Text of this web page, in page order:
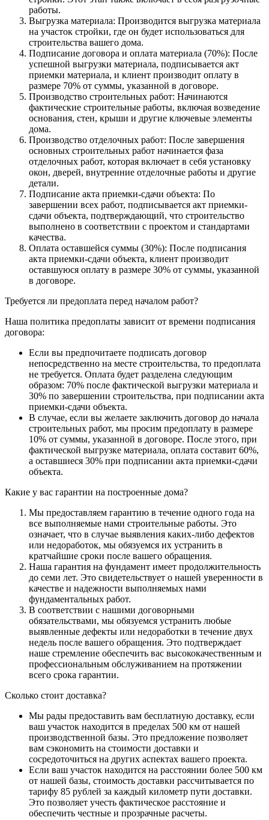
работы.
Выгрузка материала: Производится выгрузка материала
на участок стройки, где он будет использоваться для
строительства вашего дома.
Подписание договора и оплата материала (70%): После
успешной выгрузки материала, подписывается акт
приемки материала, и клиент производит оплату в
размере 70% от суммы, указанной в договоре.
Производство строительных работ: Начинаются
фактические строительные работы, включая возведение
основания, стен, крыши и другие ключевые элементы
дома.
Производство отделочных работ: После завершения
основных строительных работ начинается фаза
отделочных работ, которая включает в себя установку
окон, дверей, внутренние отделочные работы и другие
детали.
Подписание акта приемки-сдачи объекта: По
завершении всех работ, подписывается акт приемки-
сдачи объекта, подтверждающий, что строительство
выполнено в соответствии с проектом и стандартами
качества.
Оплата оставшейся суммы (30%): После подписания
акта приемки-сдачи объекта, клиент производит
оставшуюся оплату в размере 30% от суммы, указанной
в договоре.
Требуется ли предоплата перед началом работ?
Наша политика предоплаты зависит от времени подписания
договора:
Если вы предпочитаете подписать договор
непосредственно на месте строительства, то предоплата
не требуется. Оплата будет разделена следующим
образом: 70% после фактической выгрузки материала и
30% по завершении строительства, при подписании акта
приемки-сдачи объекта.
В случае, если вы желаете заключить договор до начала
строительных работ, мы просим предоплату в размере
10% от суммы, указанной в договоре. После этого, при
фактической выгрузке материала, оплата составит 60%,
а оставшиеся 30% при подписании акта приемки-сдачи
объекта.
Какие у вас гарантии на построенные дома?
Мы предоставляем гарантию в течение одного года на
все выполняемые нами строительные работы. Это
означает, что в случае выявления каких-либо дефектов
или недоработок, мы обязуемся их устранить в
кратчайшие сроки после вашего обращения.
Наша гарантия на фундамент имеет продолжительность
до семи лет. Это свидетельствует о нашей уверенности в
качестве и надежности выполняемых нами
фундаментальных работ.
В соответствии с нашими договорными
обязательствами, мы обязуемся устранить любые
выявленные дефекты или недоработки в течение двух
недель после вашего обращения. Это подтверждает
наше стремление обеспечить вас высококачественным и
профессиональным обслуживанием на протяжении
всего срока гарантии.
Сколько стоит доставка?
Мы рады предоставить вам бесплатную доставку, если
ваш участок находится в пределах 500 км от нашей
производственной базы. Это предложение позволяет
вам сэкономить на стоимости доставки и
сосредоточиться на других аспектах вашего проекта.
Если ваш участок находится на расстоянии более 500 км
от нашей базы, стоимость доставки рассчитывается по
тарифу 85 рублей за каждый километр пути доставки.
Это позволяет учесть фактическое расстояние и
обеспечить честные и прозрачные расчеты.